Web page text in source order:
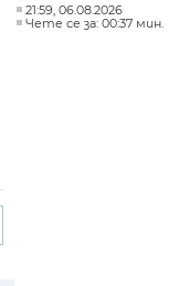
21:59, 06.08.2026
Чете се за: 00:37 мин.